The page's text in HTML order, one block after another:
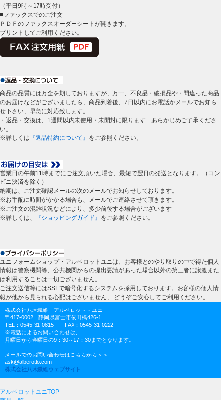
（平日9時～17時受付）
■ファックスでのご注文
ＰＤＦのファックスオーダーシートが開きます。
プリントしてご利用ください。
商品の品質には万全を期しておりますが、万一、不良品・破損品や・間違った商品
のお届けなどがございましたら、商品到着後、7日以内にお電話かメールでお知ら
せ下さい、早急に対応致します。
・返品・交換は、1週間以内未使用・未開封に限ります、あらかじめご了承くださ
い。
※詳しくは 『返品特約について』 をご参照ください。
営業日の午前11時までにご注文頂いた場合、最短で翌日の発送となります。（コン
ビニ決済を除く）
納期は、ご注文確認メールの次のメールでお知らせしております。
※お手配に時間がかかる場合も、メールでご連絡させて頂きます。
※ご注文の混雑状況などにより、多少前後する場合がございます
※詳しくは、
『ショッピングガイド』 をご参照ください。
ユニフォームショップ・アルベロットユニは、お客様とのやり取りの中で得た個人
情報は警察機関等、公共機関からの提出要請があった場合以外の第三者に譲渡また
は利用することは一切ございません。
ご注文送信等にはSSLで暗号化するシステムを採用しております。お客様の個人情
報が他から見られる心配はございません、 どうぞご安心してご利用ください。
株式会社八木繊維 アルベロット・ユニ
〒417-0002 静岡県富士市依田橋426-1
TEL：0545-31-0815 FAX：0545-31-0222
※電話によるお問い合わせは、
月曜日から金曜日の9：30～17：30までとなります。
メールでのお問い合わせはこちらから＞＞
ask@alberotto.com
株式会社八木繊維ウェブサイト
アルベロットユニTOP